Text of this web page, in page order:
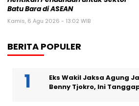
Batu Bara di ASEAN
Kamis, 6 Agu 2026 - 13:02 WIB
BERITA POPULER
Eks Wakil Jaksa Agung
Benny Tjokro, Ini